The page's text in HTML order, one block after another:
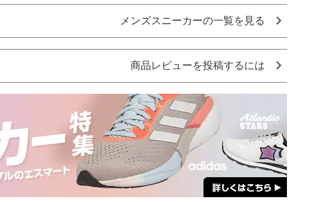
メンズスニーカーの一覧を見る
商品レビューを投稿するには